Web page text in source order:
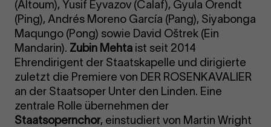
(Altoum), Yusif Eyvazov (Calaf), Gyula Orendt
(Ping), Andrés Moreno García (Pang), Siyabonga
Maqungo (Pong) sowie David Oštrek (Ein
Mandarin). Zubin Mehta ist seit 2014
Ehrendirigent der Staatskapelle und dirigierte
zuletzt die Premiere von DER ROSENKAVALIER
an der Staatsoper Unter den Linden. Eine
zentrale Rolle übernehmen der
Staatsopernchor, einstudiert von Martin Wright